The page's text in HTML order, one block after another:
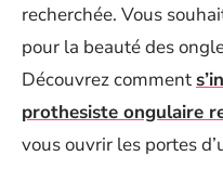
recherchée. Vous
pour la beauté des
Découvrez comment
prothesiste ongulaire
vous ouvrir les portes